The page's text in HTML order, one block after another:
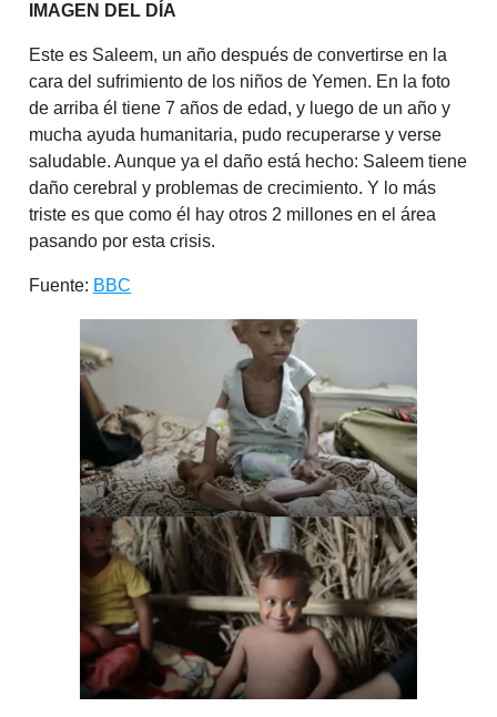
IMAGEN DEL DÍA
Este es Saleem, un año después de convertirse en la
cara del sufrimiento de los niños de Yemen. En la foto
de arriba él tiene 7 años de edad, y luego de un año y
mucha ayuda humanitaria, pudo recuperarse y verse
saludable. Aunque ya el daño está hecho: Saleem tiene
daño cerebral y problemas de crecimiento. Y lo más
triste es que como él hay otros 2 millones en el área
pasando por esta crisis.
Fuente: BBC